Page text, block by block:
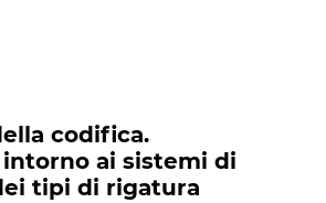
codifica.
intorno ai sistemi di
tipi di rigatura